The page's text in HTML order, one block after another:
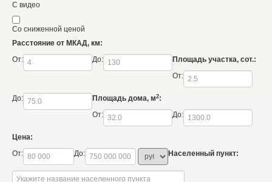
С видео
Со сниженной ценой
Расстояние от МКАД, км:
От:
До:
Площадь участка, сот.:
От:
До: Площадь дома, м2:
От:
До:
Цена:
От:
До: Населенный пункт: